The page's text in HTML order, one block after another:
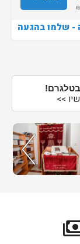
- שלמו בהגעה
>>